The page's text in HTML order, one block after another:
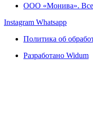
ООО «Монива».
Instagram Whatsapp
Политика об
Разработано Widum